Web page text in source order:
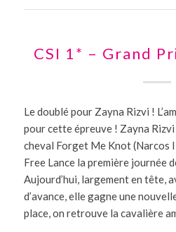
CSI 1* – Grand
Le doublé pour Zayna Rizvi !
pour cette épreuve ! Zayna Rizvi
cheval Forget Me Knot (Narcos
Free Lance la première journée
Aujourd’hui, largement en tête,
d’avance, elle gagne une
place, on retrouve la cavalière